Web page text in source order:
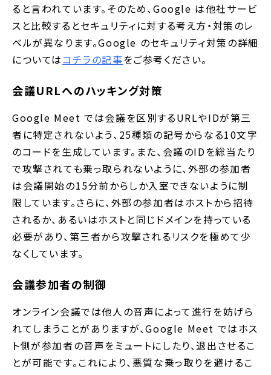
ると言われています。そのため、Google は他社サービ
スと比較するとセキュリティに対する考え方・対策のレ
ベルが異なります。Google のセキュリティ対策の詳細
についてはコチラの記事をご参考ください。
会議URLへのハッキング対策
Google Meet では会議を区別するURLやIDが第三
者に特定されないよう、25種類の記号からなる10文字
のコードを生成しています。また、会議のIDを総当たり
で攻撃されても乗っ取られないように、外部の参加者
は会議開始の15分前からしか入室できないように制
限しています。さらに、外部の参加者はホストから招待
されるか、あるいはホストと同じドメインを持っている
必要があり、第三者から攻撃されるリスクを極めて少
なくしています。
会議参加者の制御
オンライン会議では他人の音声によって進行を妨げら
れてしまうことがありますが、Google Meet ではホス
ト側が参加者の音声をミュートにしたり、退出させるこ
とが可能です。これにより、悪質な乗っ取りを避けるこ